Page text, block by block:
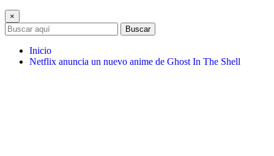
×
Buscar
Inicio
Netflix anuncia un nuevo anime de Ghost In The Shell